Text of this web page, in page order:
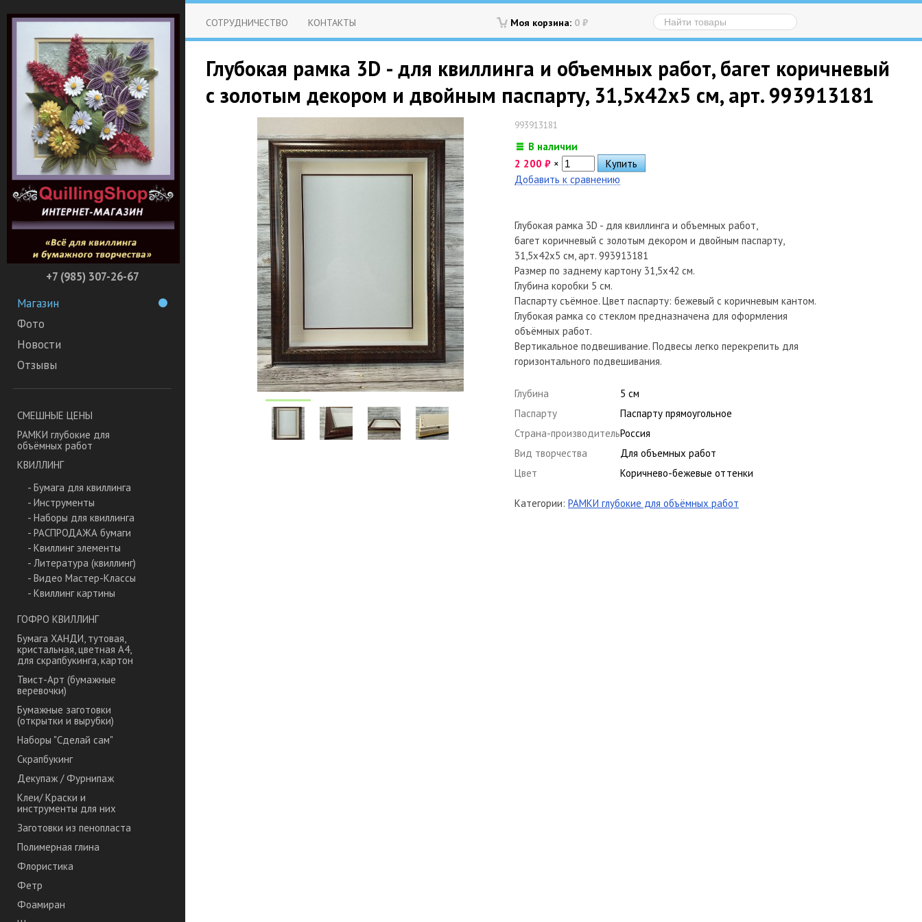
+7 (985) 307-26-67
Магазин
Фото
Новости
Отзывы
СМЕШНЫЕ ЦЕНЫ
РАМКИ глубокие для
объёмных работ
КВИЛЛИНГ
- Бумага для квиллинга
- Инструменты
- Наборы для квиллинга
- РАСПРОДАЖА бумаги
- Квиллинг элементы
- Литература (квиллинг)
- Видео Мастер-Классы
- Квиллинг картины
ГОФРО КВИЛЛИНГ
Бумага ХАНДИ, тутовая,
кристальная, цветная А4,
для скрапбукинга, картон
Твист-Арт (бумажные
веревочки)
Бумажные заготовки
(открытки и вырубки)
Наборы "Сделай сам"
Скрапбукинг
Декупаж / Фурнипаж
Клеи/ Краски и
инструменты для них
Заготовки из пенопласта
Полимерная глина
Флористика
Фетр
Фоамиран
Моя корзина: 0 ₽
СОТРУДНИЧЕСТВО КОНТАКТЫ
Глубокая рамка 3D - для квиллинга и объемных работ, багет коричневый
с золотым декором и двойным паспарту, 31,5х42х5 см, арт. 993913181
993913181
В наличии
2 200 ₽ ×
Добавить к сравнению
Глубокая рамка 3D - для квиллинга и объемных работ,
багет коричневый с золотым декором и двойным паспарту,
31,5х42х5 см, арт. 993913181
Размер по заднему картону 31,5х42 см.
Глубина коробки 5 см.
Паспарту съёмное. Цвет паспарту: бежевый с коричневым кантом.
Глубокая рамка со стеклом предназначена для оформления
объёмных работ.
Вертикальное подвешивание. Подвесы легко перекрепить для
горизонтального подвешивания.
Глубина
5 см
Паспарту
Паспарту прямоугольное
Страна-производительРоссия
Вид творчества
Для объемных работ
Цвет
Коричнево-бежевые оттенки
Категории: РАМКИ глубокие для объёмных работ